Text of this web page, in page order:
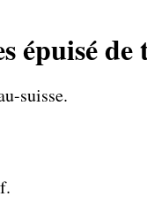
épuisé
suisse.